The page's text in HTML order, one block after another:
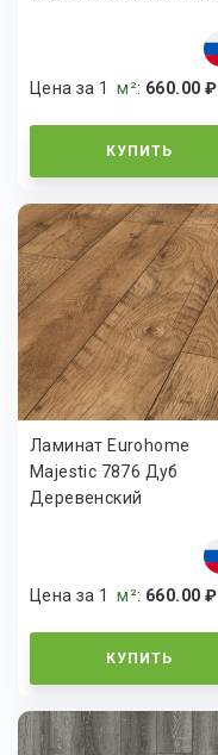
Цена за 1м²: 660.00 ₽
КУПИТЬ
Ламинат Eurohome
Majestic 7876 Дуб
Деревенский
Цена за 1м²: 660.00 ₽
КУПИТЬ